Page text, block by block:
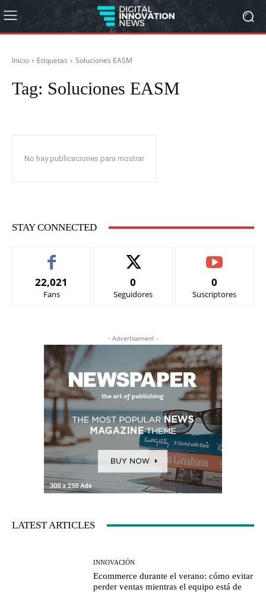
Inicio Etiquetas Soluciones EASM
Tag: Soluciones EASM
No hay publicaciones para mostrar
STAY CONNECTED
22,021
Fans
0
Seguidores
0
Suscriptores
- Advertisement -
LATEST ARTICLES
INNOVACIÓN
Ecommerce durante el verano: cómo evitar
perder ventas mientras el equipo está de